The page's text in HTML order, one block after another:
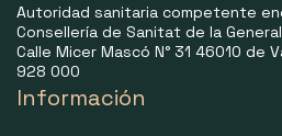
Autoridad sanitaria competente
Consellería de Sanitat de la
Calle Micer Mascó N° 31 46010 de
928 000
Información